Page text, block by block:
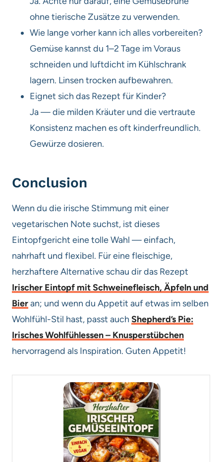
ohne tierische Zusätze zu verwenden.
Wie lange vorher kann ich alles vorbereiten?
Gemüse kannst du 1–2 Tage im Voraus
schneiden und luftdicht im Kühlschrank
lagern. Linsen trocken aufbewahren.
Eignet sich das Rezept für Kinder?
Ja — die milden Kräuter und die vertraute
Konsistenz machen es oft kinderfreundlich.
Gewürze dosieren.
Conclusion
Wenn du die irische Stimmung mit einer
vegetarischen Note suchst, ist dieses
Eintopfgericht eine tolle Wahl — einfach,
nahrhaft und flexibel. Für eine fleischige,
herzhaftere Alternative schau dir das Rezept
Irischer Eintopf mit Schweinefleisch, Äpfeln und
Bieran; und wenn du Appetit auf etwas im selben
Wohlfühl-Stil hast, passt auch Shepherd’s Pie:
Irisches Wohlfühlessen – Knusperstübchen
hervorragend als Inspiration. Guten Appetit!